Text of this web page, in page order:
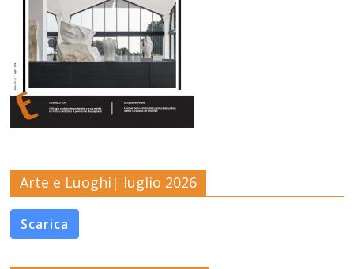
Arte e Luoghi| luglio 2026
Scarica